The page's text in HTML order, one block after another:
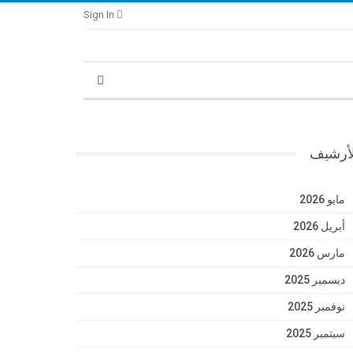
مايو 2026
أبريل 2026
مارس 2026
ديسمبر 2025
نوفمبر 2025
سبتمبر 2025